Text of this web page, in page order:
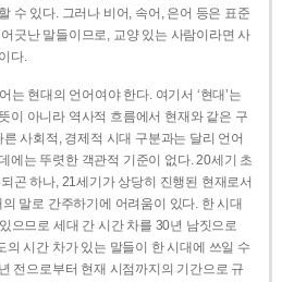
수 있다. 그러나 비어, 속어, 은어 등은 표준
긋난 말들이므로, 교양 있는 사람이라면 사
다.
는 현대의 언어여야 한다. 여기서 ‘현대’는
이 아니라 역사적 흐름에서 현재와 같은 구
사회적, 경제적 시대 구분과는 달리 언어
에는 뚜렷한 객관적 기준이 없다. 20세기 초
곤 하나, 21세기가 상당히 진행된 현재로서
말로 간주하기에 어려움이 있다. 한 시대
으므로 세대 간 시간 차를 30년 남짓으로
의 시간 차가 있는 말들이 한 시대에 쓰일 수
전으로부터 현재 시점까지의 기간으로 규